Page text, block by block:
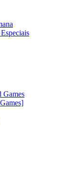
Games